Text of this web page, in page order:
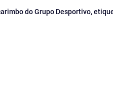
do Grupo Desportivo,